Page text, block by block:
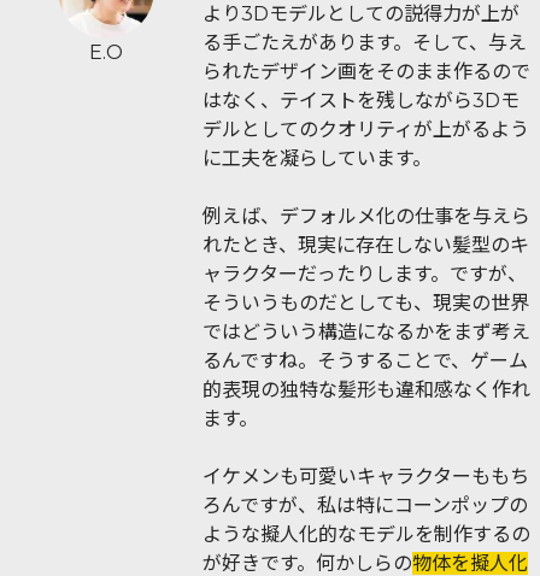
E.O
より3Dモデルとしての説得力が上が
る手ごたえがあります。そして、与え
られたデザイン画をそのまま作るので
はなく、テイストを残しながら3Dモ
デルとしてのクオリティが上がるよう
に工夫を凝らしています。
例えば、デフォルメ化の仕事を与えら
れたとき、現実に存在しない髪型のキ
ャラクターだったりします。ですが、
そういうものだとしても、現実の世界
ではどういう構造になるかをまず考え
るんですね。そうすることで、ゲーム
的表現の独特な髪形も違和感なく作れ
ます。
イケメンも可愛いキャラクターももち
ろんですが、私は特にコーンポップの
ような擬人化的なモデルを制作するの
が好きです。何かしらの物体を擬人化